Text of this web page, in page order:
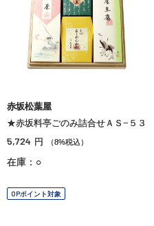
赤坂松葉屋
★赤坂料亭ごのみ詰合せＡＳ−５３
5,724 円 （8%税込）
在庫：○
OPポイント対象